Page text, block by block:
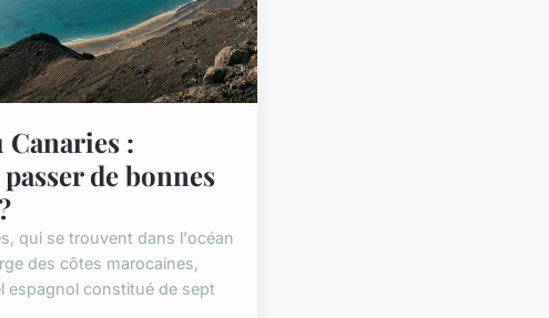
Canaries :
de bonnes
qui se trouvent dans l'océan
des côtes marocaines,
espagnol constitué de sept